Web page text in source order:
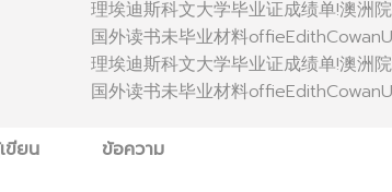
理埃迪斯科文大学毕业证成绩单!澳洲
国外读书未毕业材料
理埃迪斯科文大学毕业证成绩单!澳洲
国外读书未毕业材料
ขียน ข้อความ